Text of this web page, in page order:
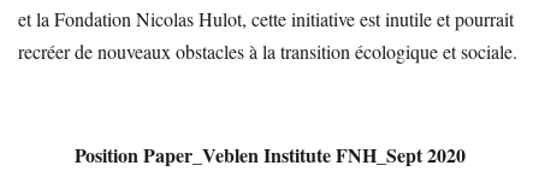
et la Fondation Nicolas Hulot, cette initiative est inutile et pourrait
recréer de nouveaux obstacles à la transition écologique et sociale.
Position Paper_Veblen Institute FNH_Sept 2020